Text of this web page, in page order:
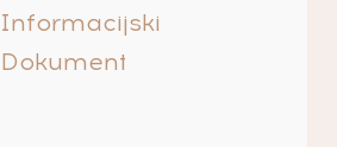
Informacijski
Dokument